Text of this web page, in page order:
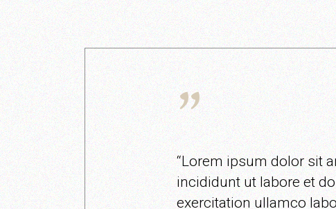
“Lorem ipsum dolor sit
incididunt ut labore et
exercitation ullamco